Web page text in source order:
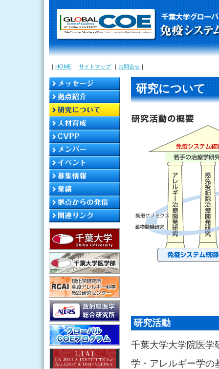
｜ HOME ｜ サイトマップ ｜ お問合せ ｜
研究について
研究活動
千葉大学大学院医学
学・アレルギー学の